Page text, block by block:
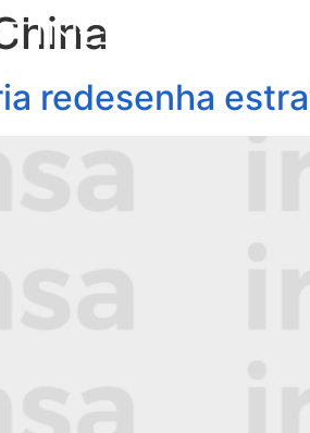
redesenha